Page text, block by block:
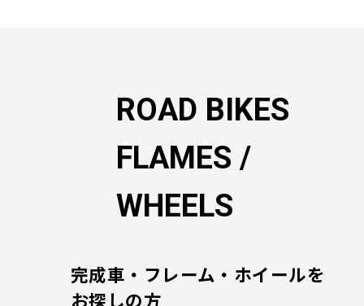
ROAD BIKES
FLAMES /
WHEELS
完成車・フレーム・ホイールを
お探しの方